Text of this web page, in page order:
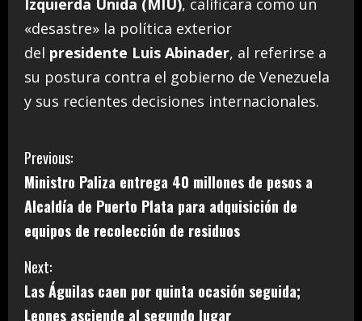
Izquierda Unida (MIU), calificara como un
«desastre» la política exterior
del presidente Luis Abinader, al referirse a
su postura contra el gobierno de Venezuela
y sus recientes decisiones internacionales.
C
o
n
t
i
Previous:
Ministro Paliza entrega 40 millones de pesos a
Alcaldía de Puerto Plata para adquisición de
equipos de recolección de residuos
Next:
Las Águilas caen por quinta ocasión seguida;
Leones asciende al segundo lugar